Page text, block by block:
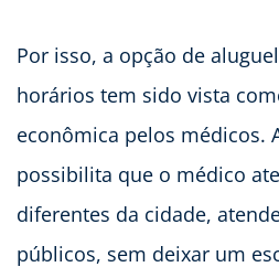
Por isso, a opção de
horários tem sido vista
econômica pelos médicos.
possibilita que o médico
diferentes da cidade,
públicos, sem deixar um